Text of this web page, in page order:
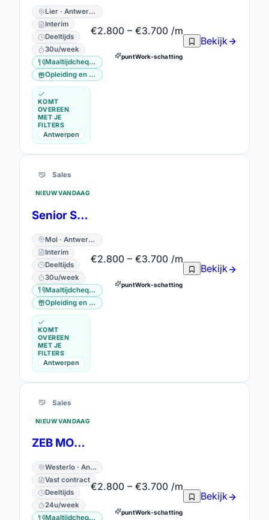
Lier · Antwerpen
Interim
Deeltijds
30u/week
Maaltijdcheques
Opleiding en vorming
KOMT
OVEREEN
MET JE
FILTERS
Antwerpen
€2.800 – €3.700 /m
puntWork-schatting
Bekijk
Sales
NIEUW VANDAAG
Senior Sales Advisor (30u/week)
Mol · Antwerpen
Interim
Deeltijds
30u/week
Maaltijdcheques
Opleiding en vorming
KOMT
OVEREEN
MET JE
FILTERS
Antwerpen
€2.800 – €3.700 /m
puntWork-schatting
Bekijk
Sales
NIEUW VANDAAG
ZEB MOL Senior Sales Advisor
Westerlo · Antwerpen
Vast contract
Deeltijds
24u/week
Maaltijdcheques
€2.800 – €3.700 /m
puntWork-schatting
Bekijk